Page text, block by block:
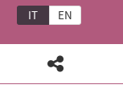
IT EN